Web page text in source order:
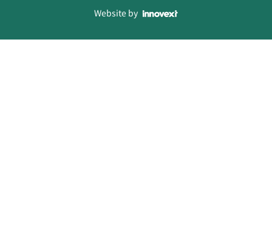
Website by